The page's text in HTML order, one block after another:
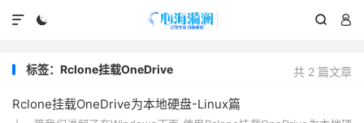
  

共 2 篇文章
标签：Rclone挂载OneDrive
Rclone挂载OneDrive为本地硬盘-Linux篇